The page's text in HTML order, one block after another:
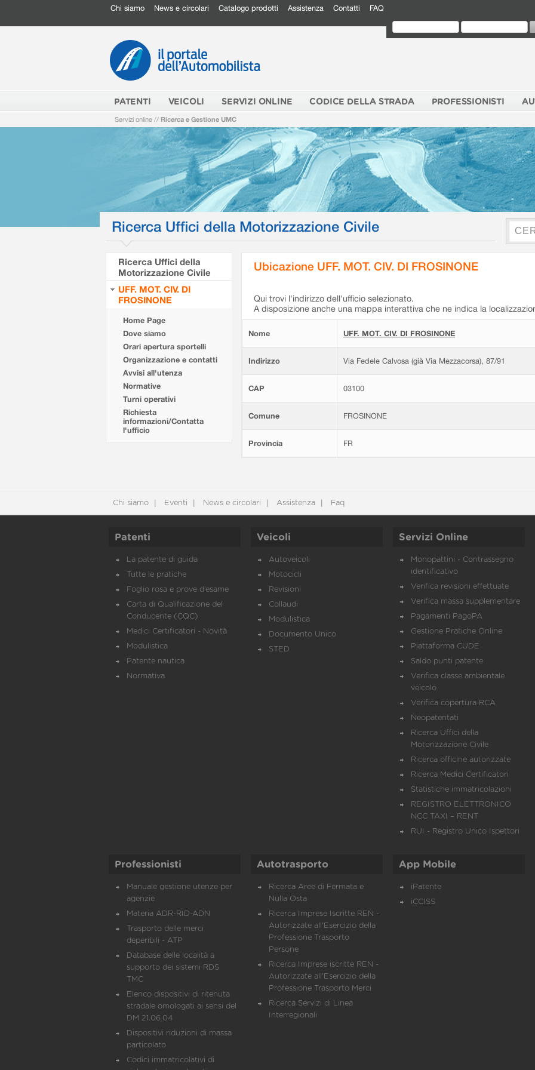
Chi siamo News e circolari Catalogo prodotti Assistenza Contatti FAQ
PATENTI VEICOLI SERVIZI ONLINE CODICE DELLA STRADA PROFESSIONISTI
Servizi online // Ricerca e Gestione UMC
Ricerca Uffici della Motorizzazione Civile
Ricerca Uffici della
Motorizzazione Civile
UFF. MOT. CIV. DI
FROSINONE
Home Page
Dove siamo
Orari apertura sportelli
Organizzazione e contatti
Avvisi all'utenza
Normative
Turni operativi
Richiesta
informazioni/Contatta
l'ufficio
Ubicazione UFF. MOT. CIV. DI FROSINONE
Qui trovi l'indirizzo dell'ufficio selezionato.
A disposizione anche una mappa interattiva che ne indica la
Nome UFF. MOT. CIV. DI FROSINONE
Indirizzo Via Fedele Calvosa (già Via Mezzacorsa), 87/91
CAP 03100
Comune FROSINONE
Provincia FR
Chi siamo Eventi News e circolari Assistenza Faq
Patenti
La patente di guida
Tutte le pratiche
Foglio rosa e prove d’esame
Carta di Qualificazione del
Conducente (CQC)
Medici Certificatori - Novità
Modulistica
Patente nautica
Normativa
Veicoli
Autoveicoli
Motocicli
Revisioni
Collaudi
Modulistica
Documento Unico
STED
Servizi Online
Monopattini - Contrassegno
identificativo
Verifica revisioni effettuate
Verifica massa supplementare
Pagamenti PagoPA
Gestione Pratiche Online
Piattaforma CUDE
Saldo punti patente
Verifica classe ambientale
veicolo
Verifica copertura RCA
Neopatentati
Ricerca Uffici della
Motorizzazione Civile
Ricerca officine autorizzate
Ricerca Medici Certificatori
Statistiche immatricolazioni
REGISTRO ELETTRONICO
NCC TAXI – RENT
RUI - Registro Unico Ispettori
Professionisti
Manuale gestione utenze per
agenzie
Materia ADR-RID-ADN
Trasporto delle merci
deperibili - ATP
Database delle località a
supporto dei sistemi RDS
TMC
Elenco dispositivi di ritenuta
stradale omologati ai sensi del
DM 21.06.04
Dispositivi riduzioni di massa
particolato
Codici immatricolativi di
Autotrasporto
Ricerca Aree di Fermata e
Nulla Osta
Ricerca Imprese Iscritte REN -
Autorizzate all'Esercizio della
Professione Trasporto
Persone
Ricerca Imprese iscritte REN -
Autorizzate all'Esercizio della
Professione Trasporto Merci
Ricerca Servizi di Linea
Interregionali
App Mobile
iPatente
iCCISS